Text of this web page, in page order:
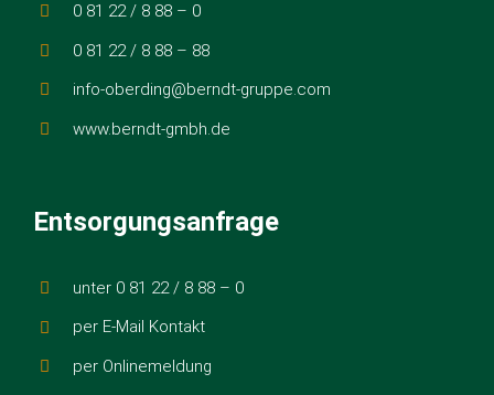
0 81 22 / 8 88 – 0
0 81 22 / 8 88 – 88
info-oberding@berndt-gruppe.com
www.berndt-gmbh.de
Entsorgungsanfrage
unter 0 81 22 / 8 88 – 0
per E-Mail Kontakt
per Onlinemeldung